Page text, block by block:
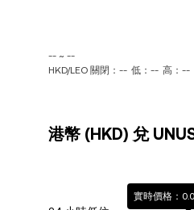
-- ~ --
HKD/LEO 關閉：-- 低：-- 高：--
港幣 (HKD) 兌
實時價格：